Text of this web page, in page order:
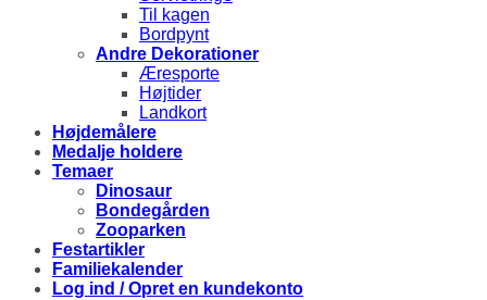
Til kagen
Bordpynt
Andre Dekorationer
Æresporte
Højtider
Landkort
Højdemålere
Medalje holdere
Temaer
Dinosaur
Bondegården
Zooparken
Festartikler
Familiekalender
Log ind / Opret en kundekonto